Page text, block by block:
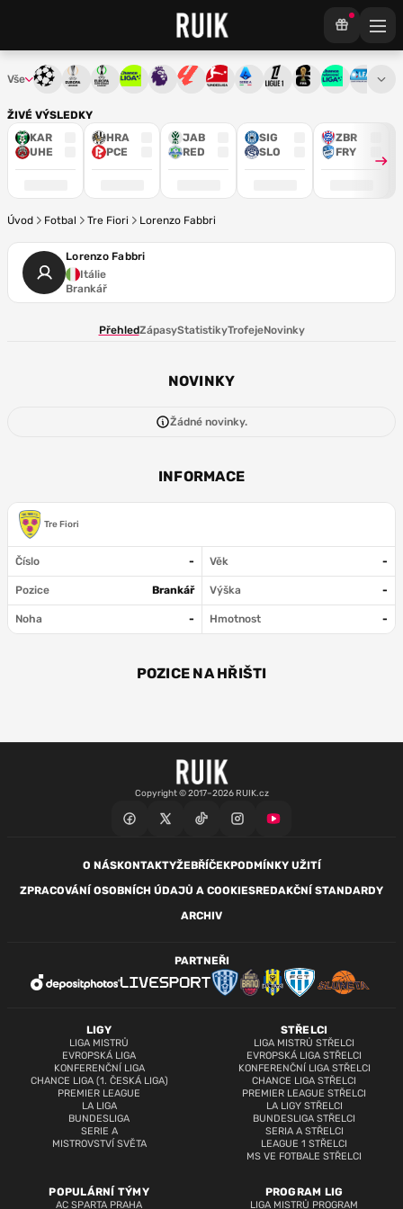
ŽIVÉ VÝSLEDKY
KAR
UHE
HRA
PCE
JAB
RED
SIG
SLO
ZBR
FRY
Vše Liga mistrůEvropská liga
Konferenční liga
Chance ligaPremier League
La LigaBundesliga
Serie ALigue 1Mistrovství světa
Chance3. ČFL
Úvod Fotbal Tre Fiori Lorenzo Fabbri
Lorenzo Fabbri
Itálie
Brankář
PřehledZápasyStatistikyTrofejeNovinky
NOVINKY
Žádné novinky.
INFORMACE
Tre Fiori
Číslo - Věk -
Pozice Brankář Výška -
Noha - Hmotnost -
POZICE NA HŘIŠTI
Copyright © 2017–2026 RUIK.cz
O NÁSKONTAKTYŽEBŘÍČEKPODMÍNKY UŽITÍ
ZPRACOVÁNÍ OSOBNÍCH ÚDAJŮ A COOKIESREDAKČNÍ STANDARDY
ARCHIV
LIGY
LIGA MISTRŮ
EVROPSKÁ LIGA
KONFERENČNÍ LIGA
CHANCE LIGA (1. ČESKÁ LIGA)
PREMIER LEAGUE
LA LIGA
BUNDESLIGA
SERIE A
MISTROVSTVÍ SVĚTA
STŘELCI
LIGA MISTRŮ STŘELCI
EVROPSKÁ LIGA STŘELCI
KONFERENČNÍ LIGA STŘELCI
CHANCE LIGA STŘELCI
PREMIER LEAGUE STŘELCI
LA LIGY STŘELCI
BUNDESLIGA STŘELCI
SERIA A STŘELCI
LEAGUE 1 STŘELCI
MS VE FOTBALE STŘELCI
POPULÁRNÍ TÝMY
AC SPARTA PRAHA
PROGRAM LIG
LIGA MISTRŮ PROGRAM
PARTNEŘI